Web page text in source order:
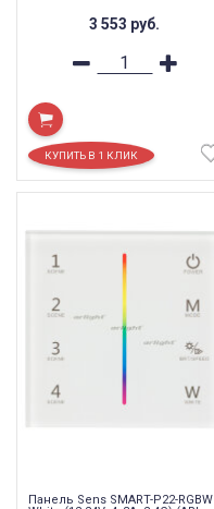
3 553 руб.
Панель Sens SMART-P22-RGBW